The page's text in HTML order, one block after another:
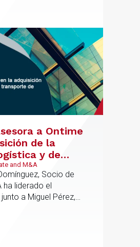
a Ontime
de la
y de
Campillo
and M&A
Socio de
ha liderado el
a Miguel Pérez,